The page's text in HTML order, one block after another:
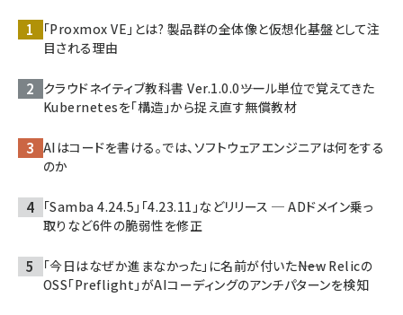
「Proxmox VE」とは? 製品群の全体像と仮想化基盤として注
目される理由
クラウドネイティブ教科書 Ver.1.0.0――ツール単位で覚えてきた
Kubernetesを「構造」から捉え直す無償教材
AIはコードを書ける。では、ソフトウェアエンジニアは何をする
のか
「Samba 4.24.5」「4.23.11」などリリース ─ ADドメイン乗っ
取りなど6件の脆弱性を修正
「今日はなぜか進まなかった」に名前が付いた――New Relicの
OSS「Preflight」がAIコーディングのアンチパターンを検知